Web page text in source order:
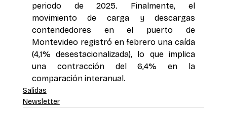
periodo de 2025. Finalmente, el
movimiento de carga y descargas
contendedores en el puerto de
Montevideo registró en febrero una caída
(4,1% desestacionalizada), lo que implica
una contracción del 6,4% en la
comparación interanual.
Salidas
Newsletter